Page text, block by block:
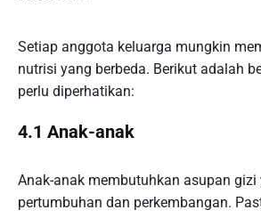
Setiap anggota keluarga mungkin
nutrisi yang berbeda. Berikut adalah
perlu diperhatikan:
4.1 Anak-anak
Anak-anak membutuhkan asupan
pertumbuhan dan perkembangan.